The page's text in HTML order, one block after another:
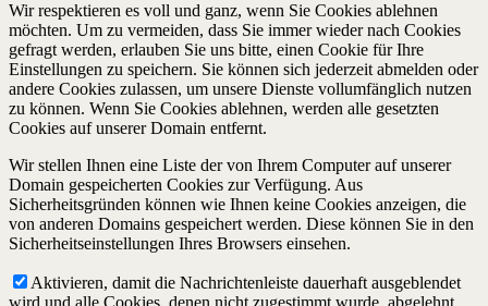
Wir respektieren es voll und ganz, wenn Sie Cookies ablehnen
möchten. Um zu vermeiden, dass Sie immer wieder nach Cookies
gefragt werden, erlauben Sie uns bitte, einen Cookie für Ihre
Einstellungen zu speichern. Sie können sich jederzeit abmelden oder
andere Cookies zulassen, um unsere Dienste vollumfänglich nutzen
zu können. Wenn Sie Cookies ablehnen, werden alle gesetzten
Cookies auf unserer Domain entfernt.
Wir stellen Ihnen eine Liste der von Ihrem Computer auf unserer
Domain gespeicherten Cookies zur Verfügung. Aus
Sicherheitsgründen können wie Ihnen keine Cookies anzeigen, die
von anderen Domains gespeichert werden. Diese können Sie in den
Sicherheitseinstellungen Ihres Browsers einsehen.
Aktivieren, damit die Nachrichtenleiste dauerhaft ausgeblendet
wird und alle Cookies, denen nicht zugestimmt wurde, abgelehnt